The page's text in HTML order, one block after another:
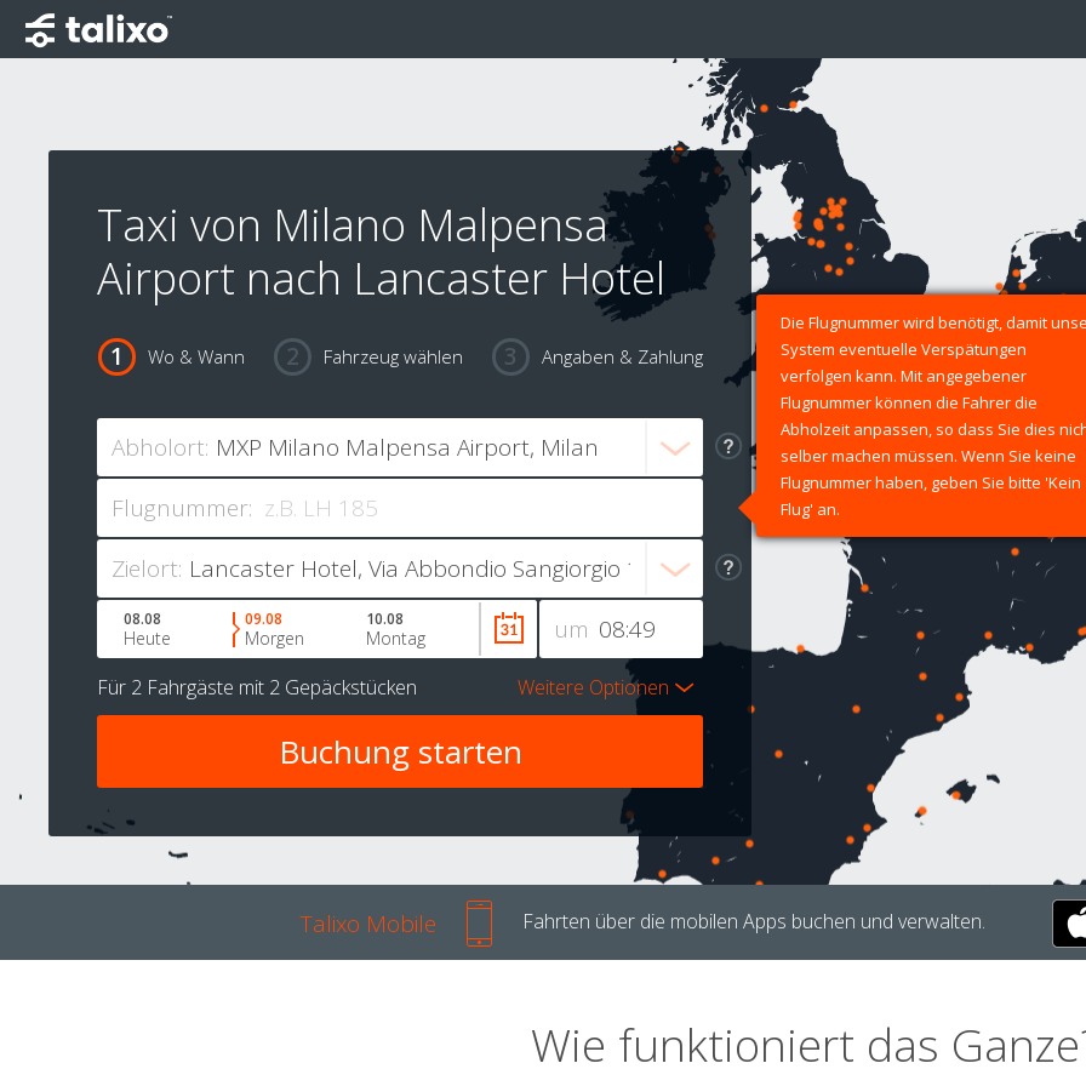
Taxi von Milano Malpensa
Airport nach Lancaster Hotel
Wo & Wann Fahrzeug wählen Angaben & Zahlung
Abholort:
Flugnummer:
Die Flugnummer wird benötigt, damit
System eventuelle Verspätungen
verfolgen kann. Mit angegebener
Flugnummer können die Fahrer die
Abholzeit anpassen, so dass Sie dies
selber machen müssen. Wenn Sie keine
Flugnummer haben, geben Sie bitte 'Kein
Flug' an.
Zielort:
um
08.08
Heute
09.08
Morgen
10.08
Montag
Für 2 Fahrgäste mit 2 Gepäckstücken Weitere Optionen
Talixo Mobile Fahrten über die mobilen Apps buchen und verwalten.
Wie funktioniert das